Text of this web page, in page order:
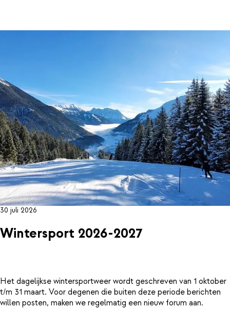
30 juli 2026
Wintersport 2026-2027
Het dagelijkse wintersportweer wordt geschreven van 1 oktober
t/m 31 maart. Voor degenen die buiten deze periode berichten
willen posten, maken we regelmatig een nieuw forum aan.